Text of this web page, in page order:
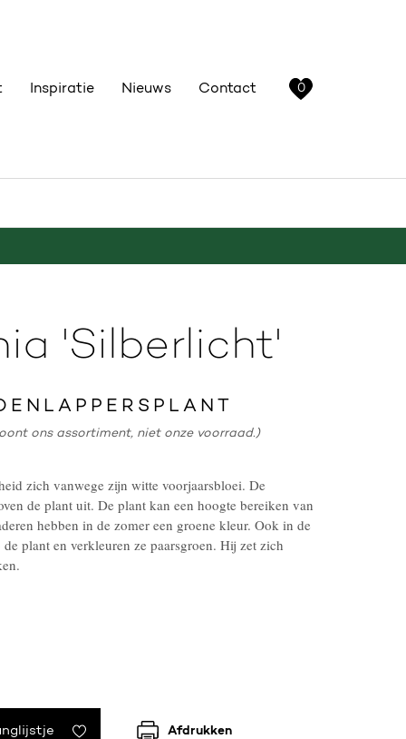
0
Inspiratie Nieuws Contact
'Silberlicht'
ons assortiment, niet onze voorraad.)
zich vanwege zijn witte voorjaarsbloei. De
de plant uit. De plant kan een hoogte bereiken van
hebben in de zomer een groene kleur. Ook in de
plant en verkleuren ze paarsgroen. Hij zet zich
Afdrukken